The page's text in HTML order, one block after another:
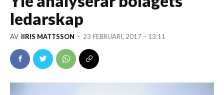
ledarskap
AV IIRIS MATTSSON - 23 FEBRUARI, 2017 – 13:11